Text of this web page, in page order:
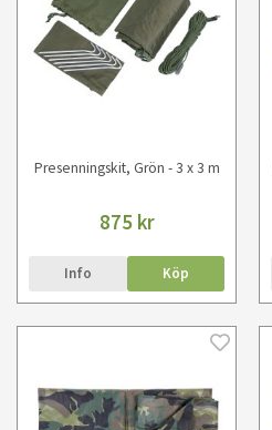
Presenningskit, Grön - 3 x 3 m
875 kr
Info Köp